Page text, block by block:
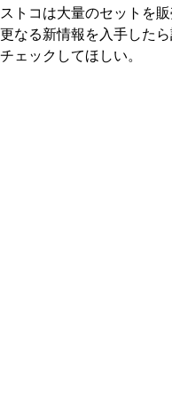
ストコは大量のセットを
更なる新情報を入手した
チェックしてほしい。